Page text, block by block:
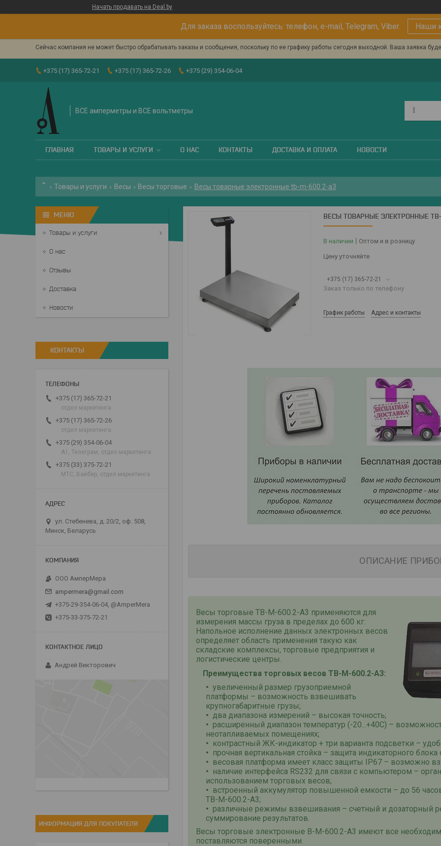
Начать продавать на Deal.by
Для заказа воспользуйтесь: телефон, e-mail, Telegram, Viber. Наши
Сейчас компания не может быстро обрабатывать заказы и сообщения, поскольку по ее графику работы сегодня выходной. Ваша заявка
+375 (17) 365-72-21 +375 (17) 365-72-26 +375 (29) 354-06-04
ВСЕ амперметры и ВСЕ вольтметры
ГЛАВНАЯ ТОВАРЫ И УСЛУГИ О НАС КОНТАКТЫ ДОСТАВКА И ОПЛАТА НОВОСТИ
Товары и услуги Весы Весы торговые Весы товарные электронные tb-m-600.2-а3
ВЕСЫ ТОВАРНЫЕ ЭЛЕКТРОННЫЕ
В наличии Оптом и в розницу
Цену уточняйте
+375 (17) 365-72-21
Заказ только по телефону
График работы Адрес и контакты
ОПИСАНИЕ
Весы торговые ТВ-М-600.2-А3 применяются для
измерения массы груза в пределах до 600 кг.
Напольное исполнение данных электронных весов
определяет область применения такую как
складские комплексы, торговые предприятия и
логистические центры.
Преимущества торговых весов ТВ-М-600.2-А3:
увеличенный размер грузоприемной
платформы – возможность взвешивать
крупногабаритные грузы;
два диапазона измерений – высокая точность;
расширенный диапазон температур (-20...+40С) –
неотапливаемых помещениях;
контрастный ЖК-индикатор + три варианта подсветки –
прочная вертикальная стойка – защита индикаторного
весовая платформа имеет класс защиты IP67 – возможно
наличие интерфейса RS232 для связи с компьютером –
использованием торговых весов;
встроенный аккумулятор повышенной емкости – до 56
ТВ-М-600.2-А3;
различные режимы взвешивания – счетный и дозаторный
суммирование результатов.
Весы торговые электронные В-М-600.2-А3 имеют все
поставляются поверенными.
Товары и услуги
О нас
Отзывы
Доставка
Новости
КОНТАКТЫ
+375 (17) 365-72-21
отдел маркетинга
+375 (17) 365-72-26
отдел маркетинга
+375 (29) 354-06-04
А1, Телеграм, отдел маркетинга
+375 (33) 375-72-21
МТС, Вайбер, отдел маркетинга
ул. Стебенева, д. 20/2, оф. 508,
Минск, Беларусь
ООО АмперМера
ampermera@gmail.com
+375-29-354-06-04, @AmperMera
+375-33-375-72-21
Андрей Викторович
ИНФОРМАЦИЯ ДЛЯ ПОКУПАТЕЛЯ